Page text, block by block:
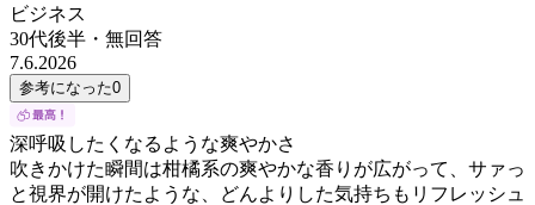
ビジネス
30代後半 ・ 無回答
7.6.2026
参考になった0
深呼吸したくなるような爽やかさ
吹きかけた瞬間は柑橘系の爽やかな香りが広がって、サァっ
と視界が開けたような、どんよりした気持ちもリフレッシュ